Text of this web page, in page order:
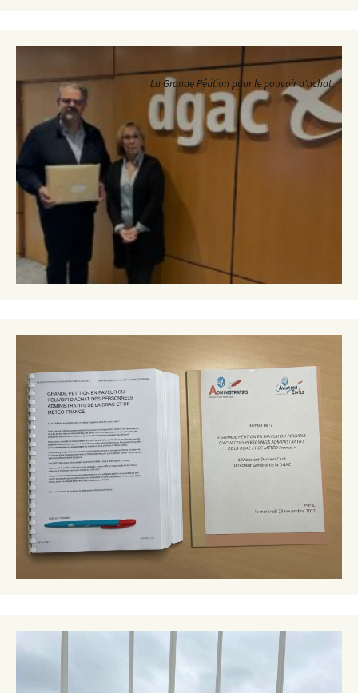
La Grande Pétition pour le pouvoir d'achat